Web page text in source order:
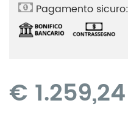
Pagamento sicuro:
€ 1.259,24